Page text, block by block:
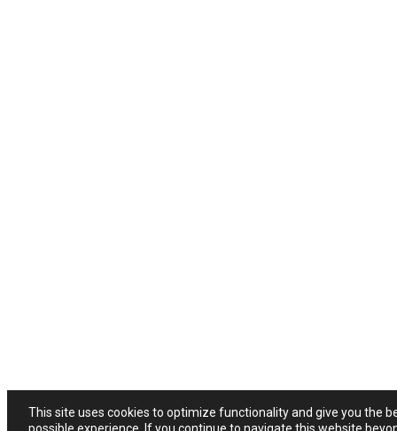
This site uses cookies to optimize functionality and give you the